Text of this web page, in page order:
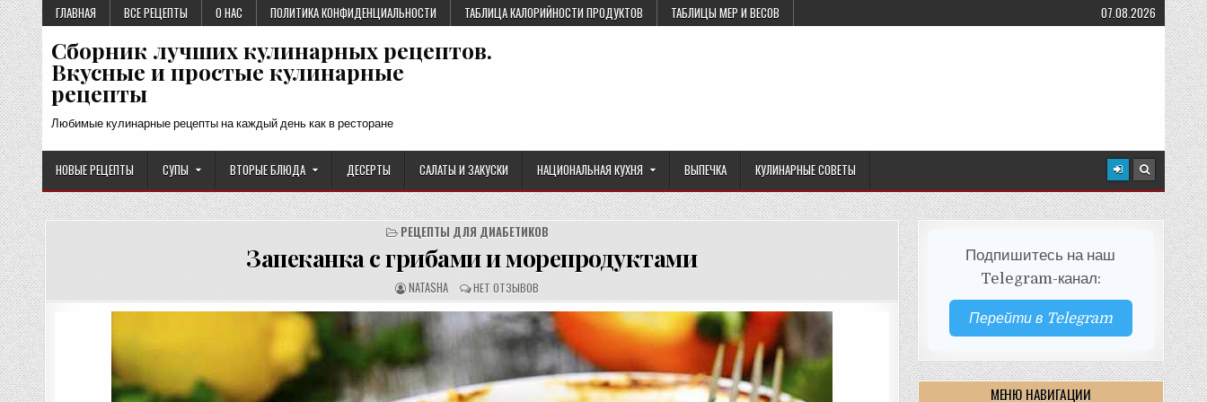
Перейти
к
содержимому
ГЛАВНАЯ ВСЕ РЕЦЕПТЫ О НАС ПОЛИТИКА КОНФИДЕНЦИАЛЬНОСТИ ТАБЛИЦА КАЛОРИЙНОСТИ ПРОДУКТОВ ТАБЛИЦЫ МЕР И ВЕСОВ 07.08.2026
Сборник лучших кулинарных рецептов.
Вкусные и простые кулинарные
рецепты
Любимые кулинарные рецепты на каждый день как в ресторане
НОВЫЕ РЕЦЕПТЫ СУПЫ ВТОРЫЕ БЛЮДА ДЕСЕРТЫ САЛАТЫ И ЗАКУСКИ НАЦИОНАЛЬНАЯ КУХНЯ ВЫПЕЧКА КУЛИНАРНЫЕ СОВЕТЫ
РЕЦЕПТЫ ДЛЯ ДИАБЕТИКОВ
Запеканка с грибами и морепродуктами
А
В
Т
О
Р
Ц
Е
Т
NATASHA О
Т
З
В
НЕТ ОТЗЫВОВ
Подпишитесь на наш
Telegram-канал:
Перейти в Telegram
МЕНЮ НАВИГАЦИИ